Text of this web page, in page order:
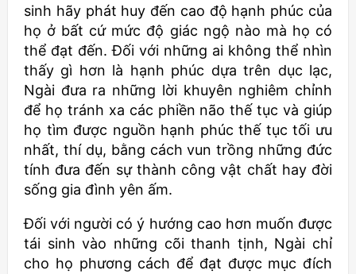
sinh hãy phát huy đến cao độ hạnh phúc của
họ ở bất cứ mức độ giác ngộ nào mà họ có
thể đạt đến. Đối với những ai không thể nhìn
thấy gì hơn là hạnh phúc dựa trên dục lạc,
Ngài đưa ra những lời khuyên nghiêm chỉnh
để họ tránh xa các phiền não thế tục và giúp
họ tìm được nguồn hạnh phúc thế tục tối ưu
nhất, thí dụ, bằng cách vun trồng những đức
tính đưa đến sự thành công vật chất hay đời
sống gia đình yên ấm.
Đối với người có ý hướng cao hơn muốn được
tái sinh vào những cõi thanh tịnh, Ngài chỉ
cho họ phương cách để đạt được mục đích